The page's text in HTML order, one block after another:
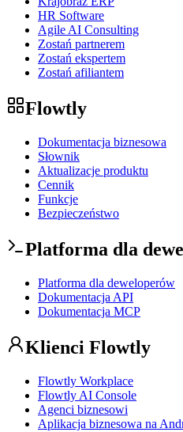
HR Software
Agile AI Consulting
Zostań partnerem
Zostań ekspertem
Zostań afiliantem
Flowtly
Dokumentacja biznesowa
Słownik
Aktualizacje produktu
Cennik
Funkcje
Bezpieczeństwo
Platforma dla
Platforma dla deweloperów
Dokumentacja API
Dokumentacja MCP
Klienci Flowtly
Flowtly Workplace
Flowtly AI Console
Agenci biznesowi
Aplikacja biznesowa na